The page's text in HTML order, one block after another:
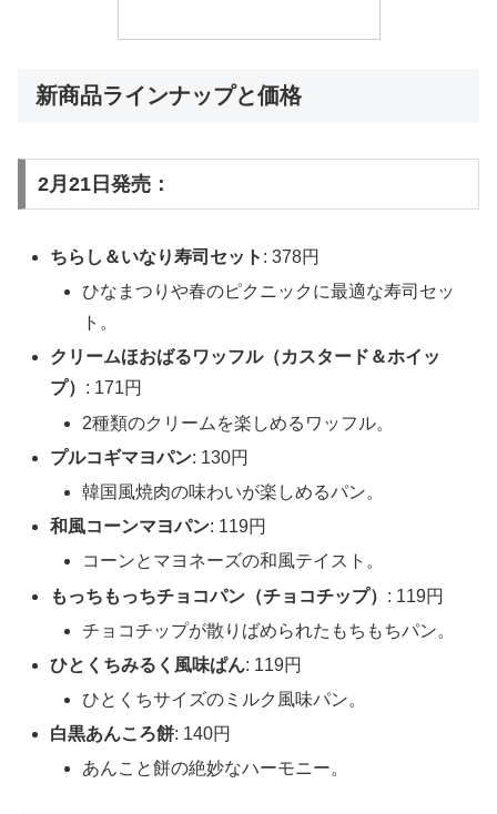
新商品ラインナップと価格
2月21日発売：
ちらし＆いなり寿司セット : 378円
ひなまつりや春のピクニックに最適な寿司セッ
ト。
クリームほおばるワッフル（カスタード＆ホイッ
プ） : 171円
2種類のクリームを楽しめるワッフル。
プルコギマヨパン: 130円
韓国風焼肉の味わいが楽しめるパン。
和風コーンマヨパン: 119円
コーンとマヨネーズの和風テイスト。
もっちもっちチョコパン（チョコチップ） : 119円
チョコチップが散りばめられたもちもちパン。
ひとくちみるく風味ぱん: 119円
ひとくちサイズのミルク風味パン。
白黒あんころ餅: 140円
あんこと餅の絶妙なハーモニー。